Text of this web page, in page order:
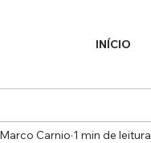
INÍCIO
Marco Carnio 1 min de leitura